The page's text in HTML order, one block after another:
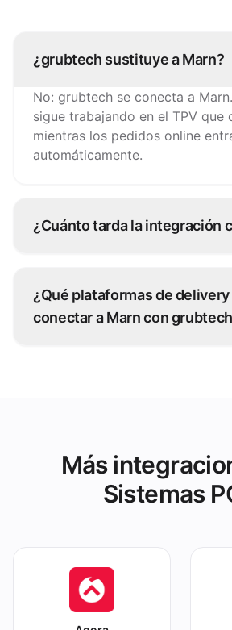
¿grubtech sustituye a Marn?
No: grubtech se conecta a
sigue trabajando en el TPV que
mientras los pedidos online
automáticamente.
¿Cuánto tarda la integración
contigo, sin desarrollo por tu
¿Qué plataformas de
conectar a Marn con
Más
Sistemas